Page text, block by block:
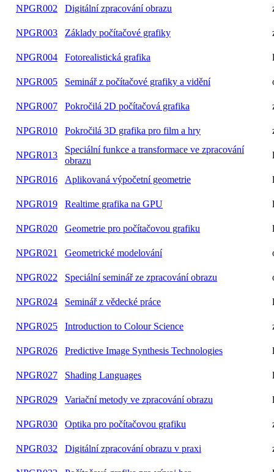
NPGR002 Digitální zpracování obrazu
NPGR003 Základy počítačové grafiky
NPGR004 Fotorealistická grafika
NPGR005 Seminář z počítačové grafiky a vidění
NPGR007 Pokročilá 2D počítačová grafika
NPGR010 Pokročilá 3D grafika pro film a hry
NPGR013
Speciální funkce a transformace ve zpracování
obrazu
NPGR016 Aplikovaná výpočetní geometrie
NPGR019 Realtime grafika na GPU
NPGR020 Geometrie pro počítačovou grafiku
NPGR021 Geometrické modelování
NPGR022 Speciální seminář ze zpracování obrazu
NPGR024 Seminář z vědecké práce
NPGR025 Introduction to Colour Science
NPGR026 Predictive Image Synthesis Technologies
NPGR027 Shading Languages
NPGR029 Variační metody ve zpracování obrazu
NPGR030 Optika pro počítačovou grafiku
NPGR032 Digitální zpracování obrazu v praxi